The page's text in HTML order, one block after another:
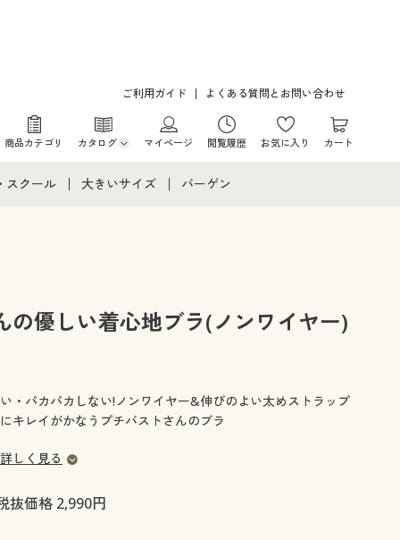
ご利用ガイド よくある質問とお問い合わせ
商品カテゴリ カタログ
カタログ・チラシからのご注文
マイページ 閲覧履歴 お気に入り カート
スクール
ア・ティーンズ下着
大きいサイズ
大きいサイズ レディース下着
大きいサイズ 事務・制服
バーゲン
の優しい着心地ブラ(ノンワイヤー)
・パカパカしない!ノンワイヤー&伸びのよい太めストラップ
キレイがかなうプチバストさんのブラ
しく見る
抜価格 2,990円